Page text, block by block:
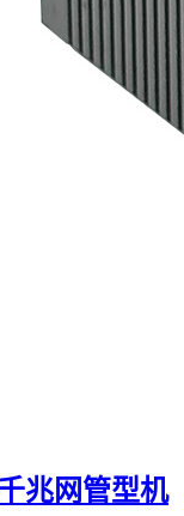
兆网管型机